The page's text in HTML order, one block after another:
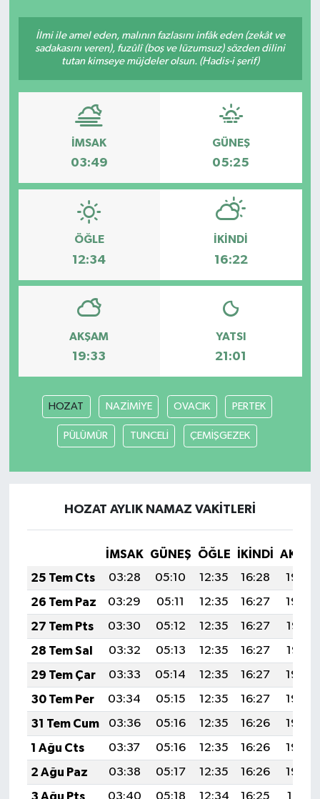
İlmi ile amel eden, malının fazlasını infâk eden (zekât ve
sadakasını veren), fuzûlî (boş ve lüzumsuz) sözden dilini
tutan kimseye müjdeler olsun. (Hadis-i şerif)
İMSAK
03:49
GÜNEŞ
05:25
ÖĞLE
12:34
İKINDI
16:22
AKŞAM
19:33
YATSI
21:01
HOZAT NAZİMİYE OVACIK PERTEK
PÜLÜMÜR TUNCELİ ÇEMİŞGEZEK
HOZAT AYLIK NAMAZ VAKITLERI
İMSAK GÜNEŞ ÖĞLE İKINDI
25 Tem Cts
03:28 05:10 12:35 16:28
19:49
26 Tem Paz
03:29 05:11 12:35 16:27
19:48
27 Tem Pts
03:30 05:12 12:35 16:27
19:47
28 Tem Sal
03:32 05:13 12:35 16:27
19:47
29 Tem Çar
03:33 05:14 12:35 16:27
19:46
30 Tem Per
03:34 05:15 12:35 16:27
19:45
31 Tem Cum
03:36 05:16 12:35 16:26
19:44
1 Ağu Cts
03:37 05:16 12:35 16:26
19:43
2 Ağu Paz
03:38 05:17 12:35 16:26
19:42
3 Ağu Pts
03:40 05:18 12:34 16:25
19:41
Spor
Türkiye